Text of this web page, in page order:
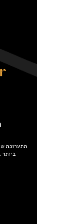
התערוכה
ביותר